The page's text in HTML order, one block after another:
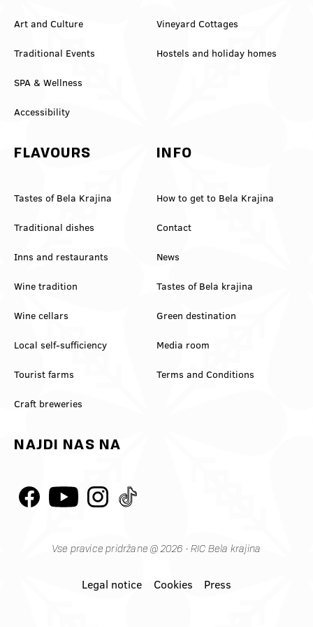
Art and Culture
Traditional Events
SPA & Wellness
Accessibility
Vineyard Cottages
Hostels and holiday homes
FLAVOURS
Tastes of Bela Krajina
Traditional dishes
Inns and restaurants
Wine tradition
Wine cellars
Local self-sufficiency
Tourist farms
Craft breweries
INFO
How to get to Bela Krajina
Contact
News
Tastes of Bela krajina
Green destination
Media room
Terms and Conditions
NAJDI NAS NA
Vse pravice pridržane @ 2026 - RIC Bela krajina
Legal notice Cookies Press